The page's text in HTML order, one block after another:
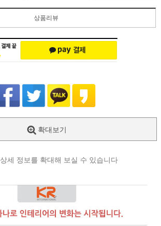
상품리뷰
확대보기
상세 정보를 확대해 보실 수 있습니다